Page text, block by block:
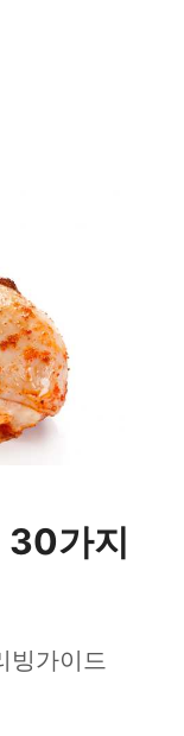
30가지
빙가이드